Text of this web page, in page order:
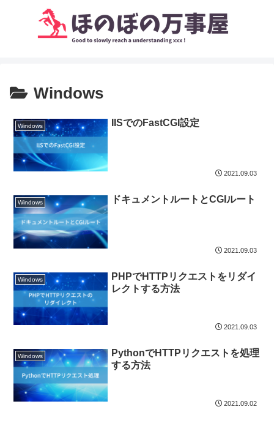
Windows
Windows IISでのFastCGI設定
2021.09.03
Windows ドキュメントルートとCGIルート
2021.09.03
Windows
PHPでHTTPリクエストをリダイ
レクトする方法
2021.09.03
Windows
PythonでHTTPリクエストを処理
する方法
2021.09.02